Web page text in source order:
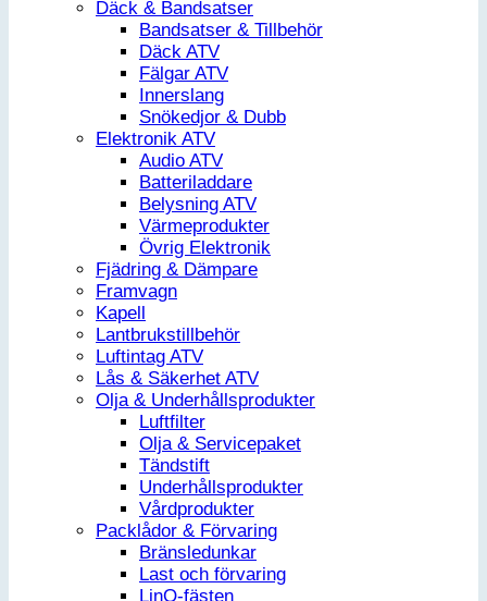
Däck & Bandsatser
Bandsatser & Tillbehör
Däck ATV
Fälgar ATV
Innerslang
Snökedjor & Dubb
Elektronik ATV
Audio ATV
Batteriladdare
Belysning ATV
Värmeprodukter
Övrig Elektronik
Fjädring & Dämpare
Framvagn
Kapell
Lantbrukstillbehör
Luftintag ATV
Lås & Säkerhet ATV
Olja & Underhållsprodukter
Luftfilter
Olja & Servicepaket
Tändstift
Underhållsprodukter
Vårdprodukter
Packlådor & Förvaring
Bränsledunkar
Last och förvaring
LinQ-fästen